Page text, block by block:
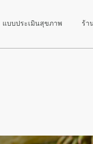
แบบประเมินสุขภาพ ร้า
างโภชนาการอาหารไทย
างชีวภาพ และสารต้านอนุ